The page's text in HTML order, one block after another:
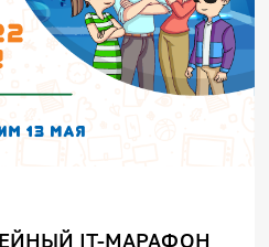
IT-МАРАФОН